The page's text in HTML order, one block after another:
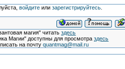
войдитеили зарегистрируйтесь.
магия" читатьздесь
Магии" доступны для просмотраздесь
на почтуquantmag@mail.ru